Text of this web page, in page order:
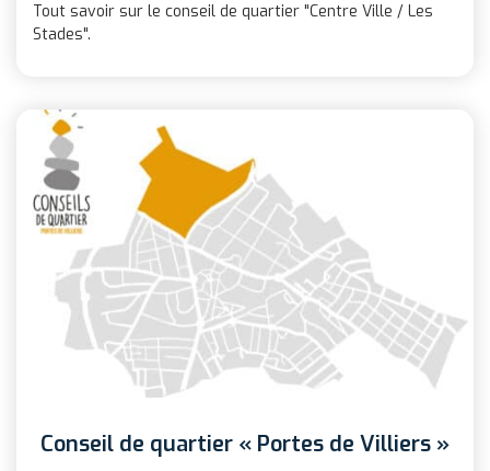
Tout savoir sur le conseil de quartier "Centre Ville / Les
Stades".
Conseil de quartier « Portes de Villiers »